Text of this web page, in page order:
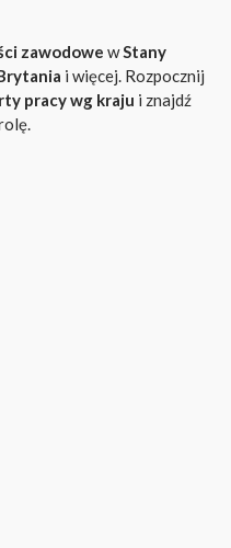
zawodowe wStany
i więcej. Rozpocznij
pracy wg kraju i znajdź